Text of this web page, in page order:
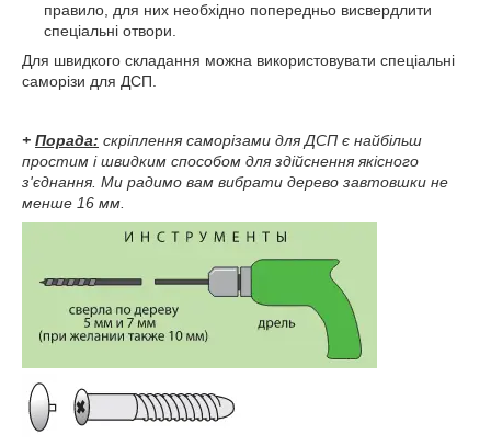
правило, для них необхідно попередньо висвердлити
спеціальні отвори.
Для швидкого складання можна використовувати спеціальні
саморізи для ДСП.
+ Порада: скріплення саморізами для ДСП є найбільш
простим і швидким способом для здійснення якісного
з'єднання. Ми радимо вам вибрати дерево завтовшки не
менше 16 мм.